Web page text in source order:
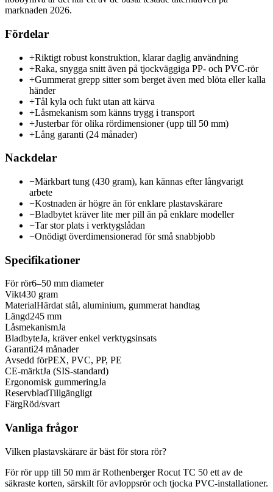
marknaden 2026.
Fördelar
+Riktigt robust konstruktion, klarar daglig användning
+Raka, snygga snitt även på tjockväggiga PP- och PVC-rör
+Gummerat grepp sitter som berget även med blöta eller kalla
händer
+Tål kyla och fukt utan att kärva
+Låsmekanism som känns trygg i transport
+Justerbar för olika rördimensioner (upp till 50 mm)
+Lång garanti (24 månader)
Nackdelar
−Märkbart tung (430 gram), kan kännas efter långvarigt
arbete
−Kostnaden är högre än för enklare plastavskärare
−Bladbytet kräver lite mer pill än på enklare modeller
−Tar stor plats i verktygslådan
−Onödigt överdimensionerad för små snabbjobb
Specifikationer
För rör6–50 mm diameter
Vikt430 gram
MaterialHärdat stål, aluminium, gummerat handtag
Längd245 mm
LåsmekanismJa
BladbyteJa, kräver enkel verktygsinsats
Garanti24 månader
Avsedd förPEX, PVC, PP, PE
CE-märktJa (SIS-standard)
Ergonomisk gummeringJa
ReservbladTillgängligt
FärgRöd/svart
Vanliga frågor
Vilken plastavskärare är bäst för stora rör?
För rör upp till 50 mm är Rothenberger Rocut TC 50 ett av de
säkraste korten, särskilt för avloppsrör och tjocka PVC-installationer.